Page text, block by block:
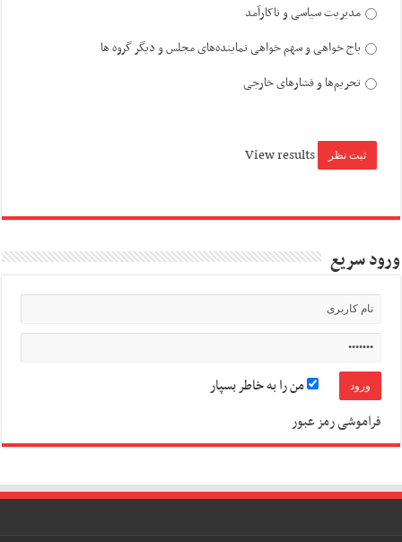
مدیریت سیاسی و ناکارآمد
باج خواهی و سهم خواهی نماینده‌های مجلس و دیگر گروه ها
تحریم‌ها و فشارهای خارجی
View results
ورود سریع
من را به خاطر بسپار
فراموشی رمز عبور